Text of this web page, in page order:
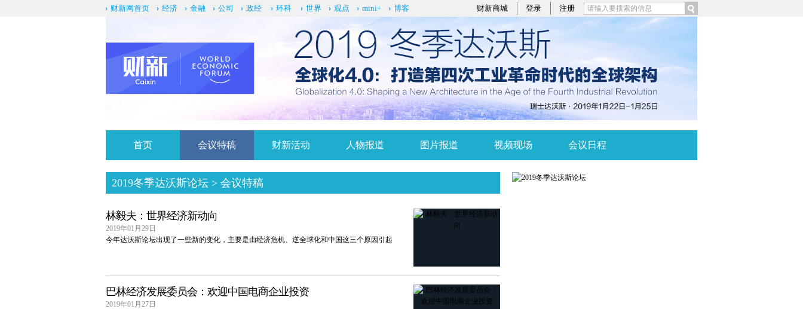
财新商城 登录 注册
财新网首页 经济 金融 公司 政经 环科 世界 观点 mini+ 博客
首页 会议特稿 财新活动 人物报道 图片报道 视频现场 会议日程
2019冬季达沃斯论坛 > 会议特稿
林毅夫：世界经济新动向
2019年01月29日
今年达沃斯论坛出现了一些新的变化，主要是由经济危机、逆全球化和中国这三个原因引起
巴林经济发展委员会：欢迎中国电商企业投资
2019年01月27日